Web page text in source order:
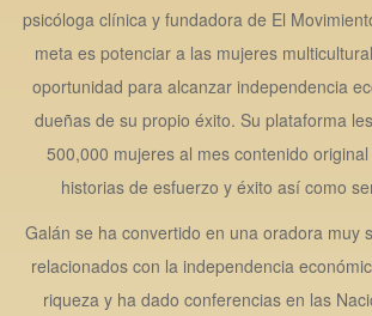
psicóloga clínica y fundadora de El
meta es potenciar a las mujeres
oportunidad para alcanzar independencia
dueñas de su propio éxito. Su plataforma
500,000 mujeres al mes contenido
historias de esfuerzo y éxito así como
Galán se ha convertido en una oradora muy
relacionados con la independencia
riqueza y ha dado conferencias en las